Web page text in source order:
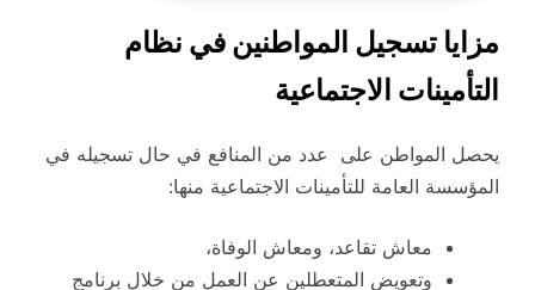
مزايا تسجيل المواطنين في نظام
التأمينات الاجتماعية
يحصل المواطن على عدد من المنافع في حال تسجيله في
المؤسسة العامة للتأمينات الاجتماعية منها:
معاش تقاعد، ومعاش الوفاة،
وتعويض المتعطلين عن العمل من خلال برنامج